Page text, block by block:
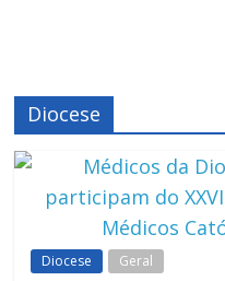
Diocese
Diocese Geral